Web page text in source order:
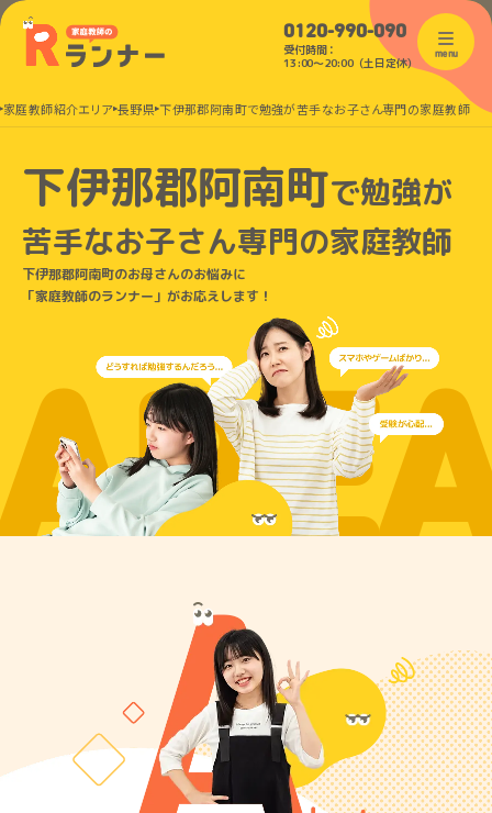
0120-990-090
受付時間：
13:00〜20:00（土日定休）
menu
家庭教師紹介エリア 長野県 下伊那郡阿南町で勉強が苦手なお子さん専門の家庭教師
下伊那郡阿南町で勉強が
苦手なお子さん専門の家庭教師
下伊那郡阿南町のお母さんのお悩みに
「家庭教師のランナー」がお応えします！